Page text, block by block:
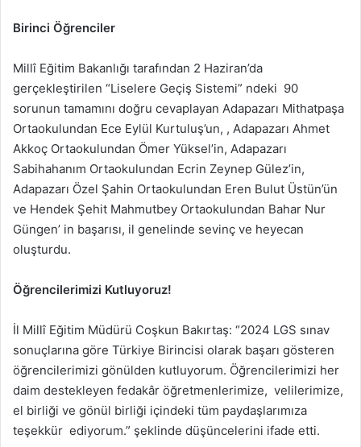
Birinci Öğrenciler
Millî Eğitim Bakanlığı tarafından 2 Haziran’da
gerçekleştirilen “Liselere Geçiş Sistemi” ndeki 90
sorunun tamamını doğru cevaplayan Adapazarı Mithatpaşa
Ortaokulundan Ece Eylül Kurtuluş’un, , Adapazarı Ahmet
Akkoç Ortaokulundan Ömer Yüksel’in, Adapazarı
Sabihahanım Ortaokulundan Ecrin Zeynep Gülez’in,
Adapazarı Özel Şahin Ortaokulundan Eren Bulut Üstün’ün
ve Hendek Şehit Mahmutbey Ortaokulundan Bahar Nur
Güngen’ in başarısı, il genelinde sevinç ve heyecan
oluşturdu.
Öğrencilerimizi Kutluyoruz!
İl Millî Eğitim Müdürü Coşkun Bakırtaş: “2024 LGS sınav
sonuçlarına göre Türkiye Birincisi olarak başarı gösteren
öğrencilerimizi gönülden kutluyorum. Öğrencilerimizi her
daim destekleyen fedakâr öğretmenlerimize, velilerimize,
el birliği ve gönül birliği içindeki tüm paydaşlarımıza
teşekkür ediyorum.” şeklinde düşüncelerini ifade etti.